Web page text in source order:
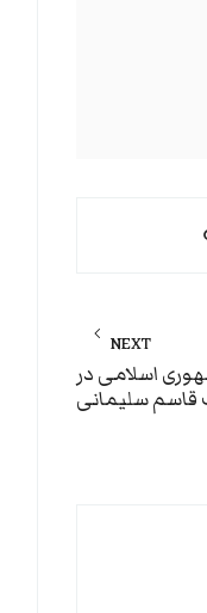
NEXT
Nextاسلامی در
قاسم سلیمانی